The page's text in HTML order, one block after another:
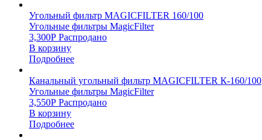
Угольный фильтр MAGICFILTER 160/100
Угольные фильтры MagicFilter
3,300Р Распродано
В корзину
Подробнее
Канальный угольный фильтр MAGICFILTER К-160/100
Угольные фильтры MagicFilter
3,550Р Распродано
В корзину
Подробнее